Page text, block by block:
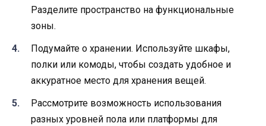
Разделите пространство на функциональные
зоны.
Подумайте о хранении. Используйте шкафы,
полки или комоды, чтобы создать удобное и
аккуратное место для хранения вещей.
Рассмотрите возможность использования
разных уровней пола или платформы для